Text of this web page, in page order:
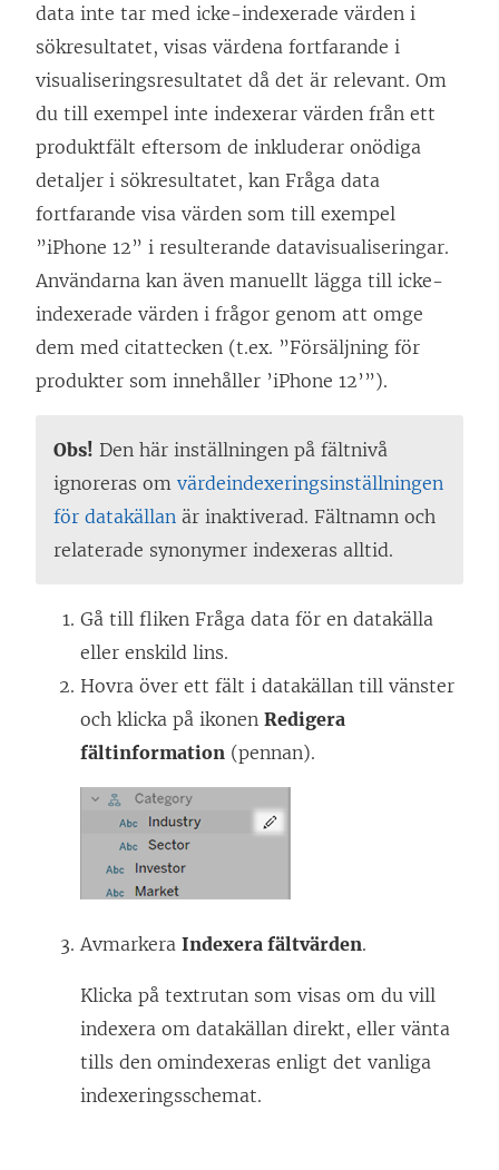
data inte tar med icke-indexerade värden i
sökresultatet, visas värdena fortfarande i
visualiseringsresultatet då det är relevant. Om
du till exempel inte indexerar värden från ett
produktfält eftersom de inkluderar onödiga
detaljer i sökresultatet, kan Fråga data
fortfarande visa värden som till exempel
”iPhone 12” i resulterande datavisualiseringar.
Användarna kan även manuellt lägga till icke-
indexerade värden i frågor genom att omge
dem med citattecken (t.ex. ”Försäljning för
produkter som innehåller ’iPhone 12’”).
Obs! Den här inställningen på fältnivå
ignoreras om värdeindexeringsinställningen
för datakällan är inaktiverad. Fältnamn och
relaterade synonymer indexeras alltid.
Gå till fliken Fråga data för en datakälla
eller enskild lins.
Hovra över ett fält i datakällan till vänster
och klicka på ikonen Redigera
fältinformation (pennan).
Avmarkera Indexera fältvärden.
Klicka på textrutan som visas om du vill
indexera om datakällan direkt, eller vänta
tills den omindexeras enligt det vanliga
indexeringsschemat.